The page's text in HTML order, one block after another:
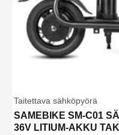
Taitettava sähköpyörä
SAMEBIKE SM-C01
36V LITIUM-AKKU